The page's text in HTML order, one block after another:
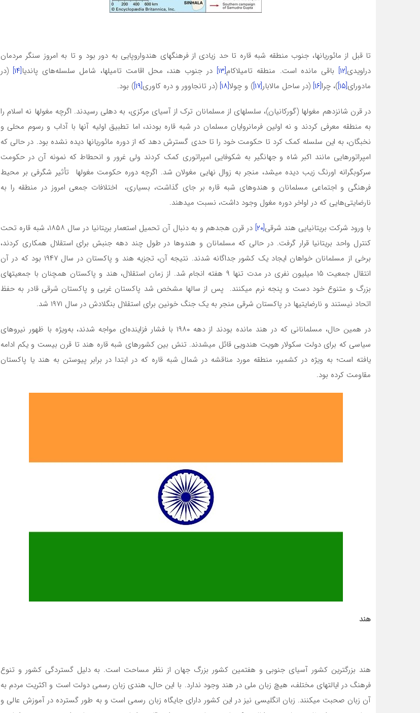
تا قبل از مائوریان­ها، جنوب منطقه شبه قاره تا حد زیادی از فرهنگ­های هندواروپایی به دور بود و تا به امروز سنگر مردمان
دراویدی[۱۲] باقی مانده است. منطقه تامیلاکام[۱۳] در جنوب هند، محل اقامت تامیل­ها، شامل سلسله‌های پاندیا[۱۴]
(در
مادورای[۱۵] )، چرا[۱۶] (در ساحل مالابار[۱۷] ) و چولا[۱۸] (در تانجاوور و دره کاوری[۱۹] ) بود.
در قرن شانزدهم مغول­ها (گورکانیان)، سلسله­ای از مسلمانان ترک از آسیای مرکزی، به دهلی رسیدند. اگرچه مغول­ها نه اسلام را
به منطقه معرفی کردند و نه اولین فرمانروایان مسلمان در شبه قاره بودند، اما تطبیق اولیه آنها با آداب و رسوم محلی و
نخبگان، به این سلسله کمک کرد تا حکومت خود را تا حدی گسترش دهد که از دوره مائوریان­ها دیده نشده بود. در حالی که
امپراتورهایی مانند اکبر شاه و جهانگیر به شکوفایی امپراتوری کمک کردند ولی غرور و انحطاط که نمونه آن در حکومت
سرکوبگرانه اورنگ زیب دیده می­شد، منجر به زوال نهایی مغولان شد. اگرچه دوره حکومت مغول­ها تأثیر شگرفی بر محیط
فرهنگی و اجتماعی مسلمانان و هندوهای شبه قاره بر جای گذاشت، بسیاری، اختلافات جمعی امروز در منطقه را به
نارضایتی‌هایی که در اواخر دوره مغول وجود داشت، نسبت می­دهند.
با ورود شرکت بریتانیایی هند شرقی[۲۰]
در قرن هجدهم و به دنبال آن تحمیل استعمار بریتانیا در سال ۱۸۵۸، شبه قاره تحت
کنترل واحد بریتانیا قرار گرفت. در حالی که مسلمانان و هندوها در طول چند دهه جنبش برای استقلال همکاری کردند،
برخی از مسلمانان خواهان ایجاد یک کشور جداگانه شدند. نتیجه آن، تجزیه هند و پاکستان در سال ۱۹۴۷ بود که در آن
انتقال جمعیت ۱۵ میلیون نفری در مدت تنها ۹ هفته انجام شد. از زمان استقلال، هند و پاکستان همچنان با جمعیت­های
بزرگ و متنوع خود دست و پنجه نرم می­کنند. پس از سال­ها مشخص شد پاکستان غربی و پاکستان شرقی قادر به حفظ
اتحاد نیستند و نارضایتی­ها در پاکستان شرقی منجر به یک جنگ خونین برای استقلال بنگلادش در سال ۱۹۷۱ شد.
در همین حال، مسلمانانی که در هند مانده بودند از دهه ۱۹۸۰ با فشار فزاینده‌ای مواجه شدند، به‌ویژه با ظهور نیروهای
سیاسی که برای دولت سکولار هویت هندویی قائل می­شدند. تنش بین کشورهای شبه قاره هند تا قرن بیست و یکم ادامه
یافته است؛ به ویژه در کشمیر، منطقه مورد مناقشه در شمال شبه قاره که در ابتدا در برابر پیوستن به هند یا پاکستان
مقاومت کرده بود.
هند
هند بزرگترین کشور آسیای جنوبی و هفتمین کشور بزرگ جهان از نظر مساحت است. به دلیل گستردگی کشور و تنوع
فرهنگ در ایالت­های مختلف، هیچ زبان ملی در هند وجود ندارد. با این حال، هندی زبان رسمی دولت است و اکثریت مردم به
آن زبان صحبت می­کنند. زبان انگلیسی نیز در این کشور دارای جایگاه زبان رسمی است و به طور گسترده در آموزش عالی و